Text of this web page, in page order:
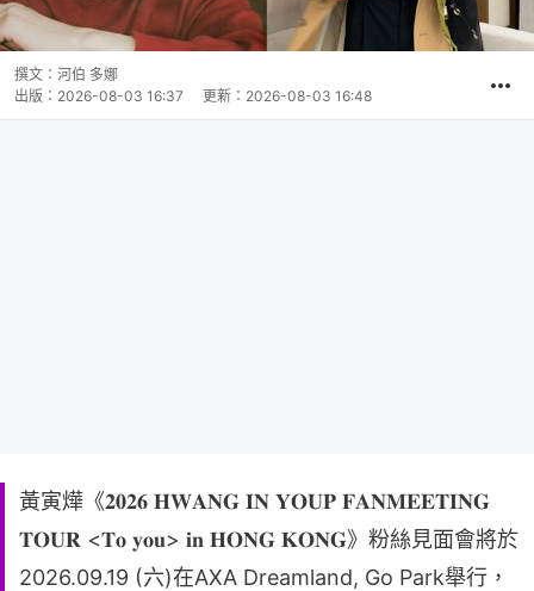
撰文： 河伯 多娜
出版： 2026-08-03 16:37 更新： 2026-08-03 16:48
黃寅燁《𝟐𝟎𝟐𝟔 𝐇𝐖𝐀𝐍𝐆 𝐈𝐍 𝐘𝐎𝐔𝐏 𝐅𝐀𝐍𝐌𝐄𝐄𝐓𝐈𝐍𝐆
𝐓𝐎𝐔𝐑 <𝐓𝐨 𝐲𝐨𝐮> 𝐢𝐧 𝐇𝐎𝐍𝐆 𝐊𝐎𝐍𝐆》粉絲見面會將於
2026.09.19 (六)在AXA Dreamland, Go Park舉行，